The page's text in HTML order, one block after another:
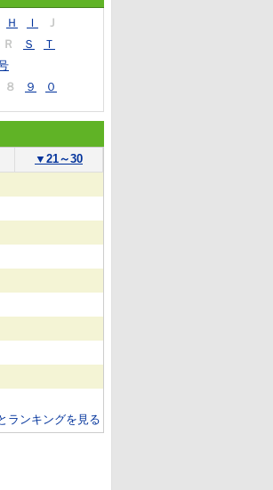
Ｈ Ｉ
Ｊ
Ｒ Ｓ
Ｔ
８ ９ ０
▼ 21～30
ランキングを見る